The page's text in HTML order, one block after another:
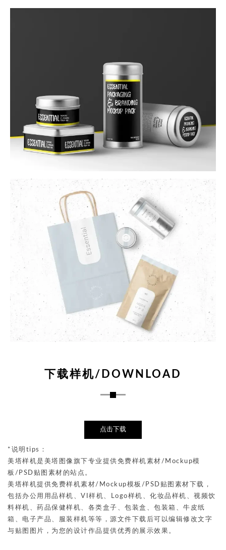
下载样机/DOWNLOAD
点击下载
*说明tips：
美塔样机是美塔图像旗下专业提供免费样机素材/Mockup模
板/PSD贴图素材的站点。
美塔样机提供免费样机素材/Mockup模板/PSD贴图素材下载，
包括办公用用品样机、VI样机、Logo样机、化妆品样机、视频饮
料样机、药品保健样机、各类盒子、包装盒、包装箱、牛皮纸
箱、电子产品、服装样机等等，源文件下载后可以编辑修改文字
与贴图图片，为您的设计作品提供优秀的展示效果。